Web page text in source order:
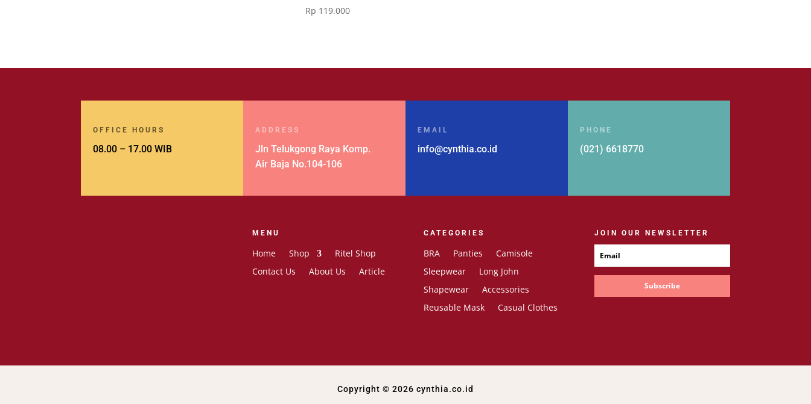
Rp 119.000
OFFICE HOURS
08.00 – 17.00 WIB
ADDRESS
Jln Telukgong Raya Komp.
Air Baja No.104-106
EMAIL
info@cynthia.co.id
PHONE
(021) 6618770
MENU
Home Shop
Ritel Shop
Contact Us
About Us Article
CATEGORIES
BRA Panties
Camisole
Sleepwear
Long John
Shapewear
Accessories
Reusable Mask
Casual Clothes
JOIN OUR NEWSLETTER
Subscribe
Copyright © 2026 cynthia.co.id